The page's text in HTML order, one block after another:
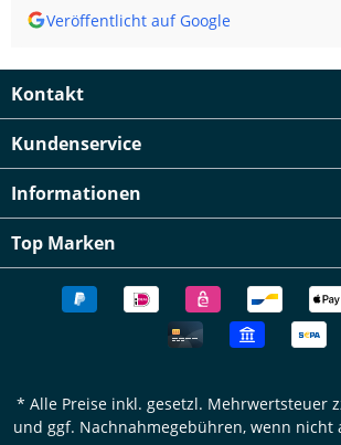
Veröffentlicht auf Google
Kontakt
Kundenservice
Informationen
Top Marken
* Alle Preise inkl. gesetzl. Mehrwertsteuer
und ggf. Nachnahmegebühren, wenn nicht